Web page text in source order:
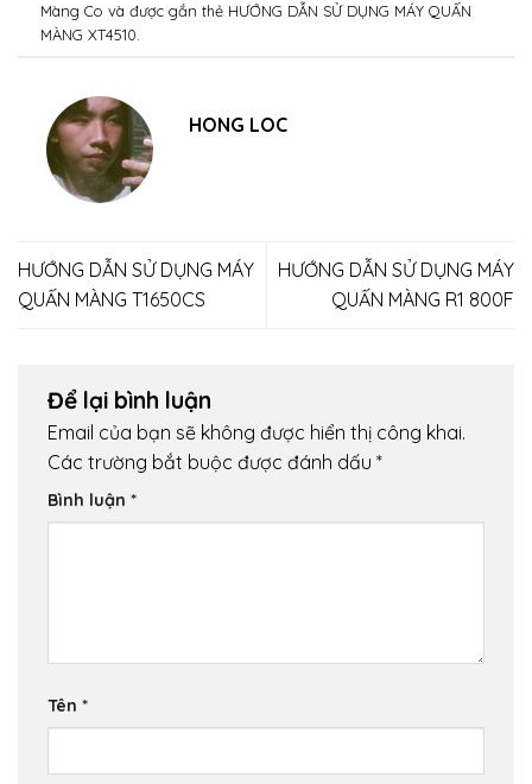
Màng Co và được gắn thẻ HƯỚNG DẪN SỬ DỤNG MÁY QUẤN
MÀNG XT4510
HONG LOC
HƯỚNG DẪN SỬ DỤNG MÁY
QUẤN MÀNG T1650CS
HƯỚNG DẪN SỬ DỤNG MÁY
QUẤN MÀNG R1 800F
Để lại bình luận
Email của bạn sẽ không được hiển thị công khai.
Các trường bắt buộc được đánh dấu *
Bình luận *
Tên *